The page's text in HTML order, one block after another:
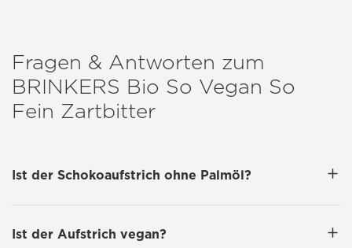
Fragen & Antworten zum
BRINKERS Bio So Vegan So
Fein Zartbitter
Ist der Schokoaufstrich ohne Palmöl?
Ist der Aufstrich vegan?